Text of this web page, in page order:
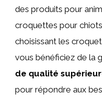
des produits pour
croquettes pour
choisissant les
vous bénéficiez de la
de qualité
pour répondre aux